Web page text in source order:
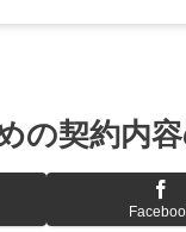
の契約内